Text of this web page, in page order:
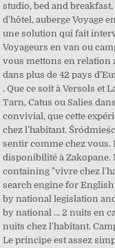
studio, bed and
d'hôtel, auberge Voyage
une solution qui fait
Voyageurs en van ou
vous mettons en relation
dans plus de 42 pays
. Que ce soit à Versols et
Tarn, Catus ou Salies
convivial, que cette
chez l’habitant.
sentir comme chez vous.
disponibilité à Zakopane.
containing "vivre chez
search engine for
by national legislation
by national ... 2 nuits en
nuits chez l'habitant.
Le principe est assez